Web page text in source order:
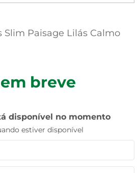
Slim Paisage Lilás Calmo
breve
disponível no momento
estiver disponível